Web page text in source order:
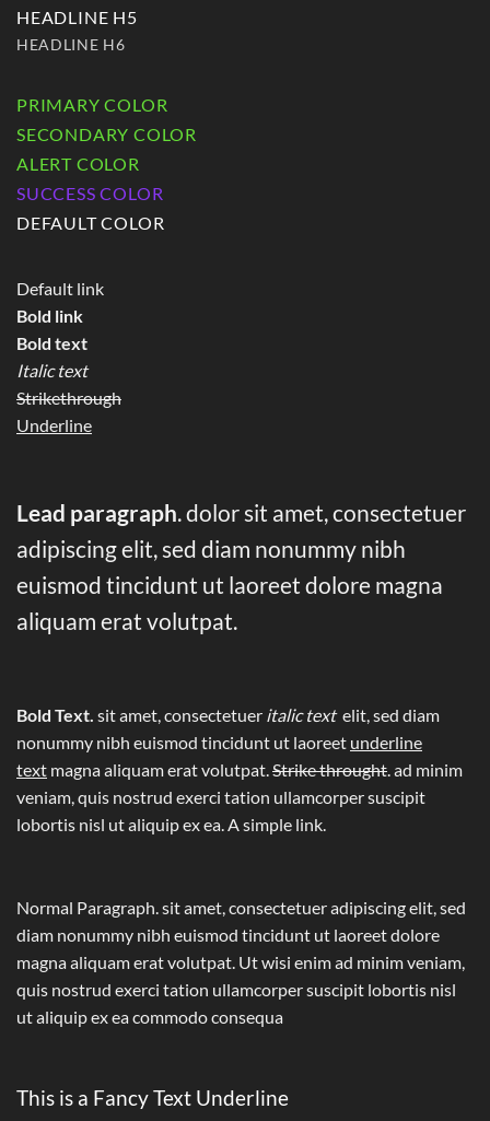
HEADLINE H5
HEADLINE H6
PRIMARY COLOR
SECONDARY COLOR
ALERT COLOR
SUCCESS COLOR
DEFAULT COLOR
Default link
Bold link
Bold text
Italic text
Strikethrough
Underline
Lead paragraph. dolor sit amet, consectetuer
adipiscing elit, sed diam nonummy nibh
euismod tincidunt ut laoreet dolore magna
aliquam erat volutpat.
Bold Text. sit amet, consectetuer italic text elit, sed diam
nonummy nibh euismod tincidunt ut laoreet underline
text magna aliquam erat volutpat.Strike throught. ad minim
veniam, quis nostrud exerci tation ullamcorper suscipit
lobortis nisl ut aliquip ex ea.A simple link.
Normal Paragraph. sit amet, consectetuer adipiscing elit, sed
diam nonummy nibh euismod tincidunt ut laoreet dolore
magna aliquam erat volutpat. Ut wisi enim ad minim veniam,
quis nostrud exerci tation ullamcorper suscipit lobortis nisl
ut aliquip ex ea commodo consequa
This is a Fancy Text Underline